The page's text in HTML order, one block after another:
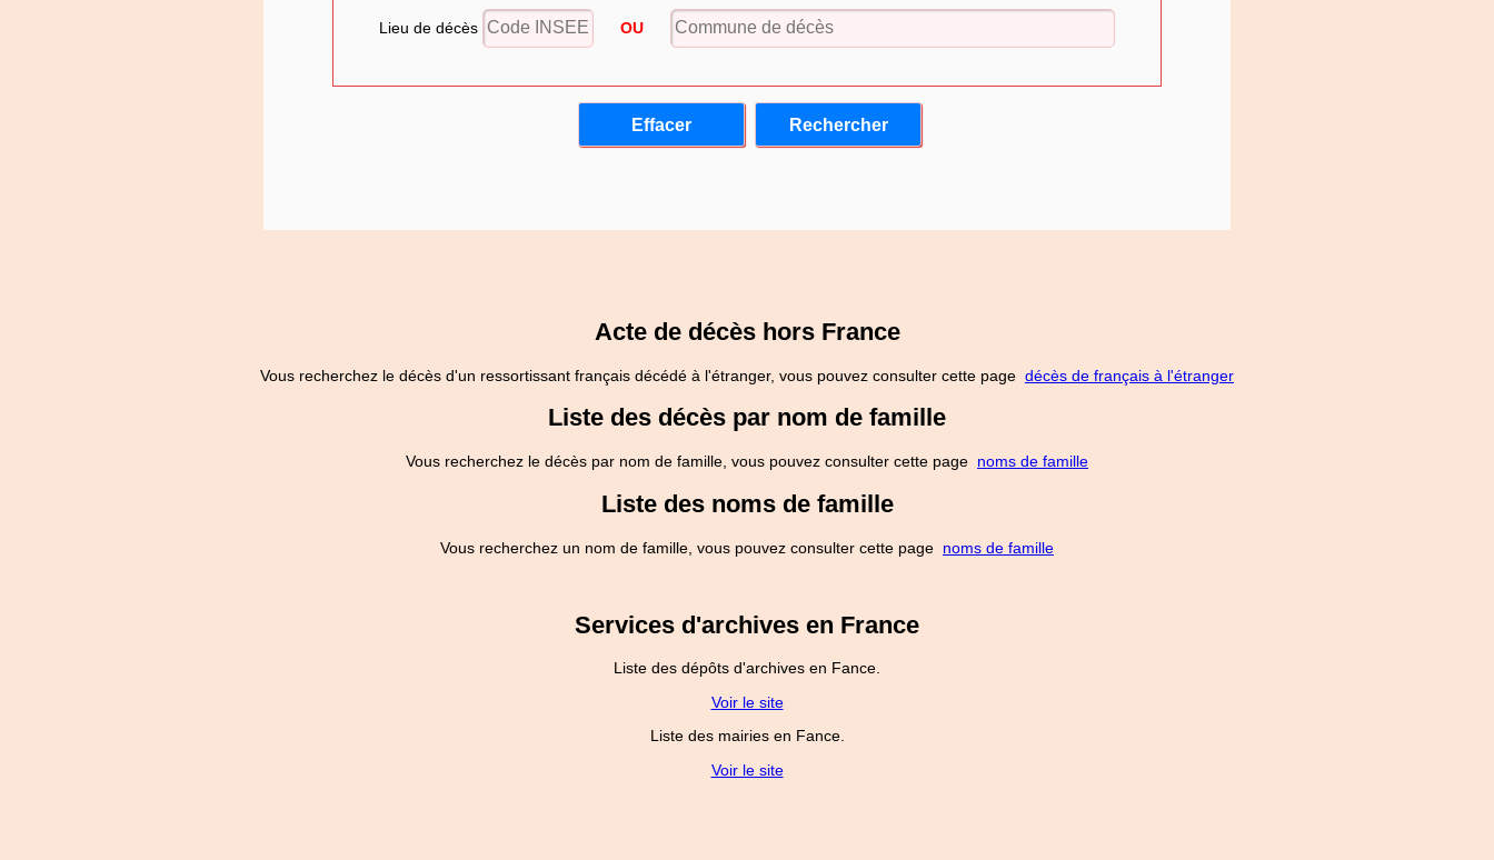
Lieu de décès OU
Acte de décès hors France
Vous recherchez le décès d'un ressortissant français décédé à l'étranger, vous pouvez consulter cette page décès de français à l'étranger
Liste des décès par nom de famille
Vous recherchez le décès par nom de famille, vous pouvez consulter cette page noms de famille
Liste des noms de famille
Vous recherchez un nom de famille, vous pouvez consulter cette page noms de famille
Services d'archives en France
Liste des dépôts d'archives en Fance.
Voir le site
Liste des mairies en Fance.
Voir le site